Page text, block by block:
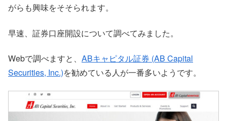
がらも興味をそそられます。
早速、証券口座開設について調べてみました。
Webで調べますと、 ABキャピタル証券 (AB Capital
Securities, Inc.)を勧めている人が一番多いようです。